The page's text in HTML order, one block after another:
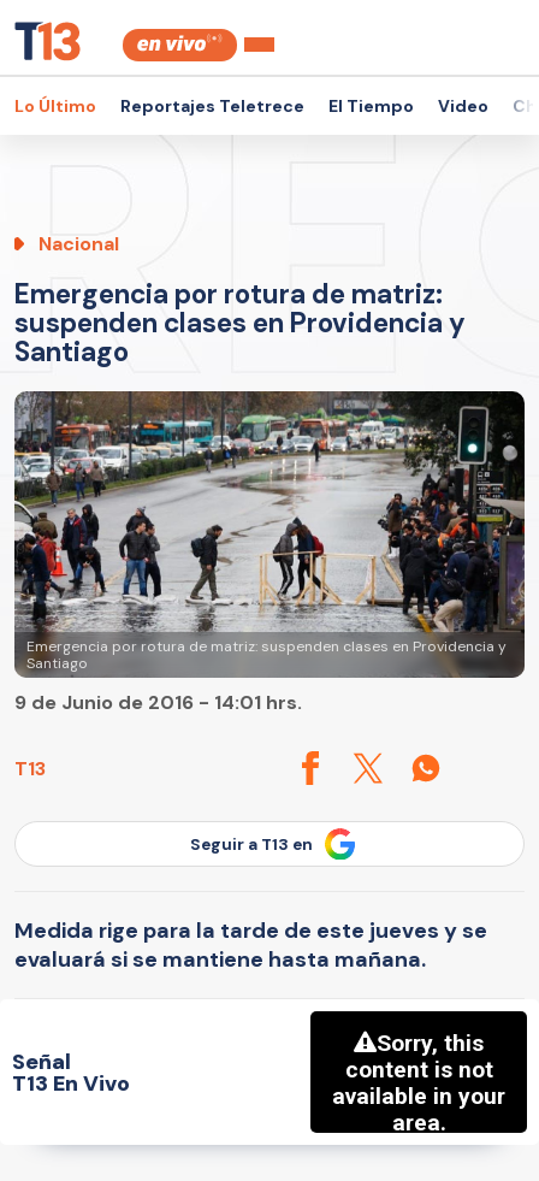
Lo Último Reportajes Teletrece El Tiempo Video
Nacional
Emergencia por rotura de matriz:
suspenden clases en Providencia y
Santiago
Emergencia por rotura de matriz: suspenden clases en Providencia y
Santiago
T13
9 de Junio de 2016 - 14:01 hrs.
Seguir a T13 en
Medida rige para la tarde de este jueves y se
evaluará si se mantiene hasta mañana.
Señal
T13 En Vivo